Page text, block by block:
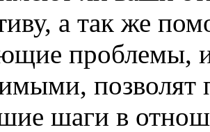
а так же
проблемы,
позволят
шаги в